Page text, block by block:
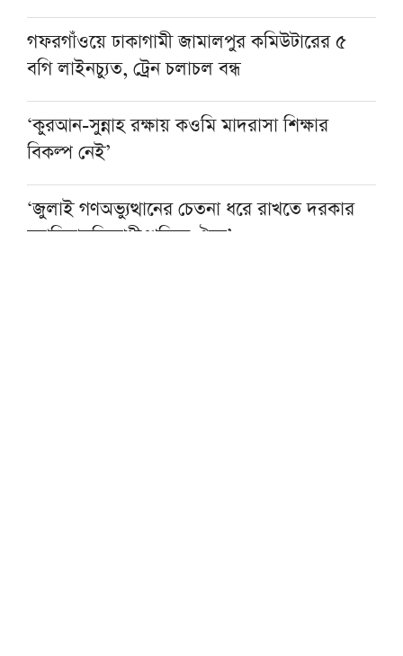
গফরগাঁওয়ে ঢাকাগামী জামালপুর কমিউটারের ৫
বগি লাইনচ্যুত, ট্রেন চলাচল বন্ধ
‘কুরআন-সুন্নাহ রক্ষায় কওমি মাদরাসা শিক্ষার
বিকল্প নেই’
‘জুলাই গণঅভ্যুত্থানের চেতনা ধরে রাখতে দরকার
ফ্যাসিবাদবিরোধী শক্তির ঐক্য’